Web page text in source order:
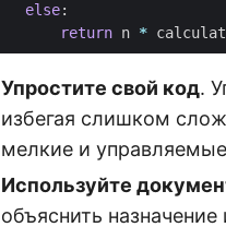
else:
return n *
Упростите свой код.
избегая слишком
мелкие и
Используйте
объяснить